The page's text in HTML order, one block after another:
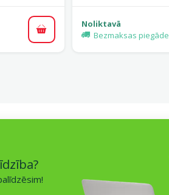
Pievienot grozam
Noliktavā
Bezmaksas piegāde